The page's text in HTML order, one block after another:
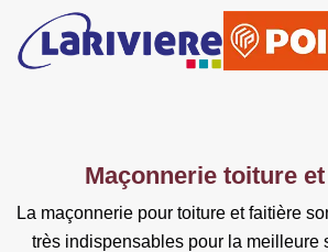
Maçonnerie toiture
La maçonnerie pour toiture et faitière
très indispensables pour la meilleure